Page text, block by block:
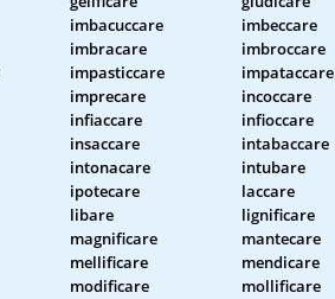
imbacuccare imbeccare
imbracare imbroccare
impasticcare impataccare
imprecare incoccare
infiaccare infioccare
insaccare intabaccare
intonacare intubare
ipotecare laccare
libare lignificare
magnificare mantecare
mellificare mendicare
modificare mollificare